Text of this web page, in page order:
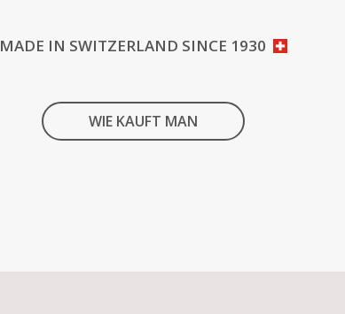
MADE IN SWITZERLAND SINCE 1930
WIE KAUFT MAN